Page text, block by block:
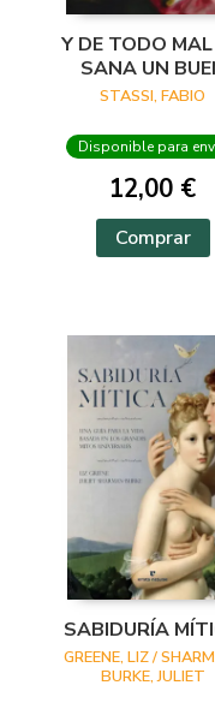
Y DE TODO MAL
SANA UN
VERSO
STASSI, FABIO
Disponible para
12,00 €
Comprar
SABIDURÍA
GREENE, LIZ /
BURKE, JULIET